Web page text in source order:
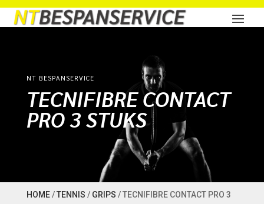
NT BESPANSERVICE
TECNIFIBRE CONTACT
PRO 3 STUKS
HOME/TENNIS / GRIPS / TECNIFIBRE CONTACT PRO 3